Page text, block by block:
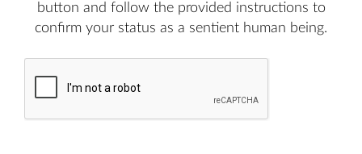
button and follow the provided instructions to
confirm your status as a sentient human being.